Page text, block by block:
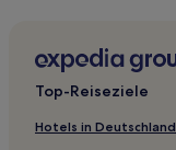
Hillesheim Hotels
Dankerath Hotels
Dreis-Brück Hotels
Top-Reiseziele
Hotels in Deutschland